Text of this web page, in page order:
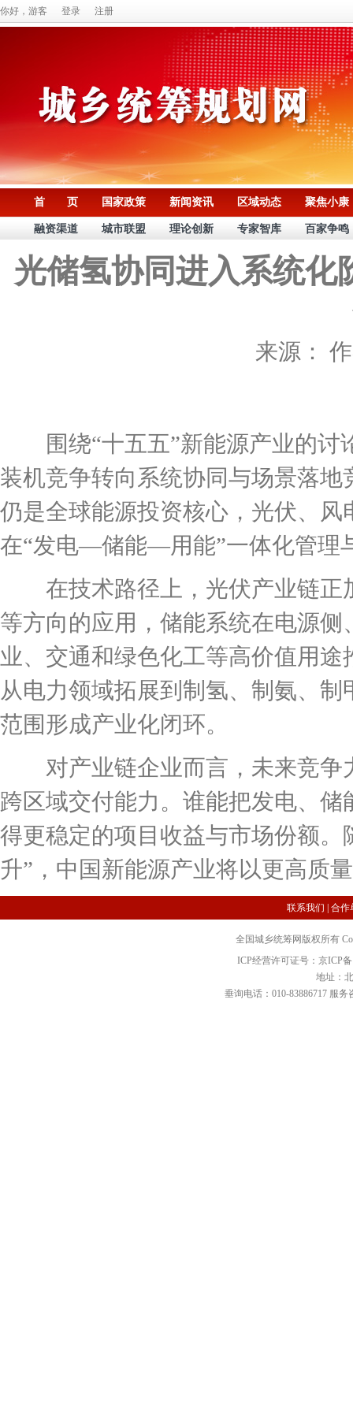
你好，游客 登录 注册
首 页 国家政策 新闻资讯 区域动态 聚焦小康
融资渠道 城市联盟 理论创新 专家智库 百家争鸣
光储氢协同进入系统化
来源：
围绕“十五五”新能源产业的讨
装机竞争转向系统协同与场景落
仍是全球能源投资核心，光伏、
在“发电—储能—用能”一体化管理
在技术路径上，光伏产业链正
等方向的应用，储能系统在电源
业、交通和绿色化工等高价值用
从电力领域拓展到制氢、制氨、
范围形成产业化闭环。
对产业链企业而言，未来竞争
跨区域交付能力。谁能把发电、
得更稳定的项目收益与市场份额。
升”，中国新能源产业将以更高质
联系我们 合作
全国城乡统筹网版权所有
ICP经营许可证号：京ICP备
地址：
垂询电话：010-83886717 服务